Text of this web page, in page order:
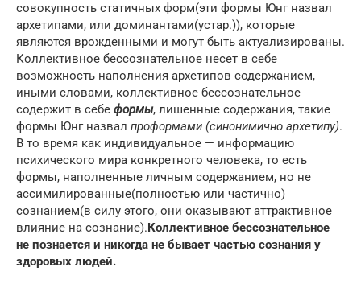
совокупность статичных форм(эти формы Юнг назвал
архетипами, или доминантами(устар.)), которые
являются врожденными и могут быть актуализированы.
Коллективное бессознательное несет в себе
возможность наполнения архетипов содержанием,
иными словами, коллективное бессознательное
содержит в себе формы, лишенные содержания, такие
формы Юнг назвал проформами (синонимично архетипу).
В то время как индивидуальное — информацию
психического мира конкретного человека, то есть
формы, наполненные личным содержанием, но не
ассимилированные(полностью или частично)
сознанием(в силу этого, они оказывают аттрактивное
влияние на сознание).Коллективное бессознательное
не познается и никогда не бывает частью сознания у
здоровых людей.